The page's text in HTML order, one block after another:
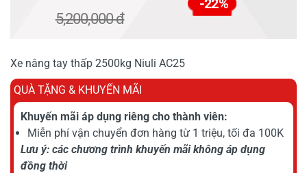
5,200,000 đ
Xe nâng tay thấp 2500kg Niuli AC25
QUÀ TẶNG & KHUYẾN MÃI
Khuyến mãi áp dụng riêng cho thành viên:
Miễn phí vận chuyển đơn hàng từ 1 triệu, tối đa 100K
Lưu ý: các chương trình khuyến mãi không áp dụng
đồng thời